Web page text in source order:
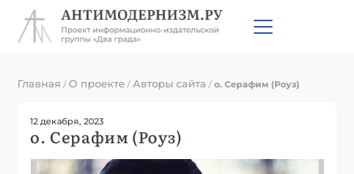
Главная /О проекте / Авторы сайта /о. Серафим (Роуз)
12 декабря, 2023
о. Серафим (Роуз)